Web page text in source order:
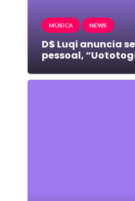
MÚSICA NEWS
D$ Luqi anuncia
pessoal,